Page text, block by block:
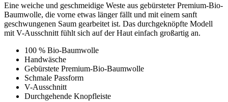
Eine weiche und geschmeidige Weste aus gebürsteter Premium-Bio-
Baumwolle, die vorne etwas länger fällt und mit einem sanft
geschwungenen Saum gearbeitet ist. Das durchgeknöpfte Modell
mit V-Ausschnitt fühlt sich auf der Haut einfach großartig an.
100 % Bio-Baumwolle
Handwäsche
Gebürstete Premium-Bio-Baumwolle
Schmale Passform
V-Ausschnitt
Durchgehende Knopfleiste